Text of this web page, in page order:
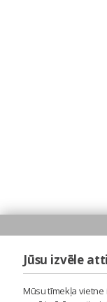
Jūsu izvēle
Mūsu tīmekļa